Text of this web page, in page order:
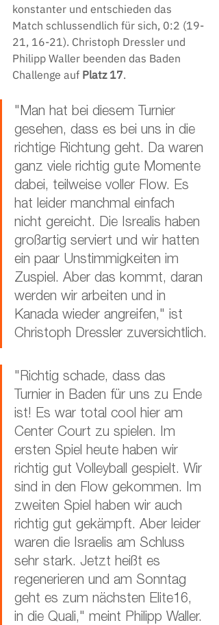
konstanter und entschieden das
Match schlussendlich für sich, 0:2 (19-
21, 16-21). Christoph Dressler und
Philipp Waller beenden das Baden
Challenge auf Platz 17.
"Man hat bei diesem Turnier
gesehen, dass es bei uns in die
richtige Richtung geht. Da waren
ganz viele richtig gute Momente
dabei, teilweise voller Flow. Es
hat leider manchmal einfach
nicht gereicht. Die Isrealis haben
großartig serviert und wir hatten
ein paar Unstimmigkeiten im
Zuspiel. Aber das kommt, daran
werden wir arbeiten und in
Kanada wieder angreifen," ist
Christoph Dressler zuversichtlich.
"Richtig schade, dass das
Turnier in Baden für uns zu Ende
ist! Es war total cool hier am
Center Court zu spielen. Im
ersten Spiel heute haben wir
richtig gut Volleyball gespielt. Wir
sind in den Flow gekommen. Im
zweiten Spiel haben wir auch
richtig gut gekämpft. Aber leider
waren die Israelis am Schluss
sehr stark. Jetzt heißt es
regenerieren und am Sonntag
geht es zum nächsten Elite16,
in die Quali," meint Philipp Waller.